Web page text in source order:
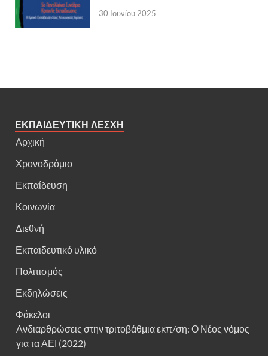
30 Ιουνίου 2025
ΕΚΠΑΙΔΕΥΤΙΚΗ ΛΕΣΧΗ
Αρχική
Χρονοδρόμιο
Εκπαίδευση
Κοινωνία
Διεθνή
Εκπαιδευτικό υλικό
Πολιτισμός
Εκδηλώσεις
Φάκελοι
Ανδιαρθρώσεις στην τριτοβάθμια εκπ/ση: Ο Νέος νόμος
για τα ΑΕΙ (2022)